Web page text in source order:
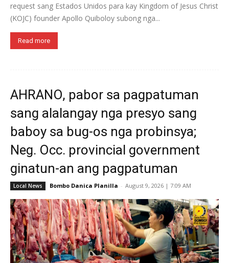
request sang Estados Unidos para kay Kingdom of Jesus Christ
(KOJC) founder Apollo Quiboloy subong nga...
Read more
AHRANO, pabor sa pagpatuman
sang alalangay nga presyo sang
baboy sa bug-os nga probinsya;
Neg. Occ. provincial government
ginatun-an ang pagpatuman
Local News Bombo Danica Planilla - August 9, 2026 | 7:09 AM